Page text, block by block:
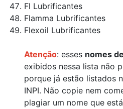
Fl Lubrificantes
Flamma Lubrificantes
Flexoil Lubrificantes
Atenção: esses nomes
exibidos nessa lista não
porque já estão listados
INPI. Não copie nem
plagiar um nome que